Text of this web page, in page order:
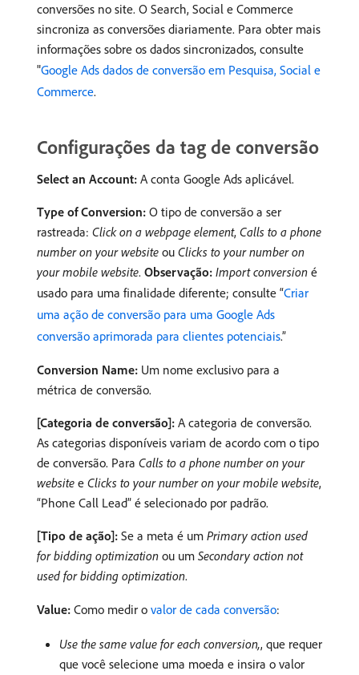
conversões no site. O Search, Social e Commerce
sincroniza as conversões diariamente. Para obter mais
informações sobre os dados sincronizados, consulte
"Google Ads dados de conversão em Pesquisa, Social e
Commerce.
Configurações da tag de conversão
Select an Account: A conta Google Ads aplicável.
Type of Conversion: O tipo de conversão a ser
rastreada: Click on a webpage element, Calls to a phone
number on your website ou Clicks to your number on
your mobile website. Observação: Import conversion é
usado para uma finalidade diferente; consulte “Criar
uma ação de conversão para uma Google Ads
conversão aprimorada para clientes potenciais.”
Conversion Name: Um nome exclusivo para a
métrica de conversão.
[Categoria de conversão]: A categoria de conversão.
As categorias disponíveis variam de acordo com o tipo
de conversão. Para Calls to a phone number on your
website e Clicks to your number on your mobile website,
“Phone Call Lead” é selecionado por padrão.
[Tipo de ação]: Se a meta é um Primary action used
for bidding optimization ou um Secondary action not
used for bidding optimization.
Value: Como medir o valor de cada conversão:
Use the same value for each conversion,, que requer
que você selecione uma moeda e insira o valor